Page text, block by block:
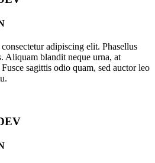
adipiscing elit. Phasellus
Aliquam blandit neque urna, at
sagittis odio quam, sed auctor leo